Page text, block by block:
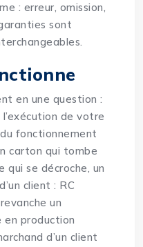
: erreur, omission,
sont
en une question :
de votre
fonctionnement
carton qui tombe
qui se décroche, un
client : RC
un
en production
d’un client